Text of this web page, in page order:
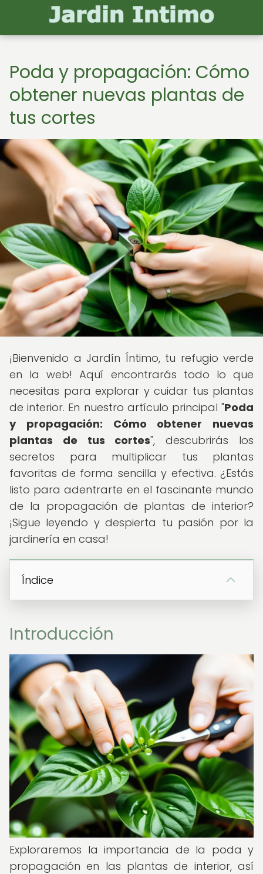
Poda y propagación: Cómo
obtener nuevas plantas de
tus cortes
¡Bienvenido a Jardín Íntimo, tu refugio verde
en la web! Aquí encontrarás todo lo que
necesitas para explorar y cuidar tus plantas
de interior. En nuestro artículo principal "Poda
y propagación: Cómo obtener nuevas
plantas de tus cortes", descubrirás los
secretos para multiplicar tus plantas
favoritas de forma sencilla y efectiva. ¿Estás
listo para adentrarte en el fascinante mundo
de la propagación de plantas de interior?
¡Sigue leyendo y despierta tu pasión por la
jardinería en casa!
Índice
Introducción
Exploraremos la importancia de la poda y
propagación en las plantas de interior, así